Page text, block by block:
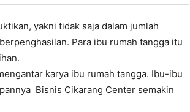
yakni tidak saja dalam jumlah
Para ibu rumah tangga itu
karya ibu rumah tangga. Ibu-ibu
Bisnis Cikarang Center semakin